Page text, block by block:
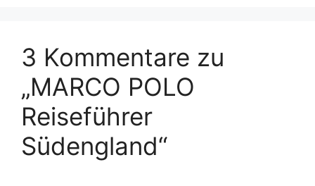
3 Kommentare zu
„MARCO POLO
Reiseführer
Südengland“